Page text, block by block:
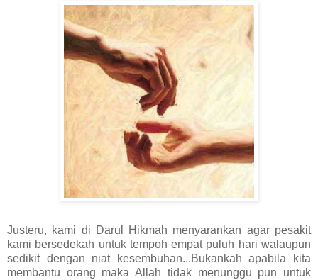
Justeru, kami di Darul Hikmah menyarankan agar pesakit
kami bersedekah untuk tempoh empat puluh hari walaupun
sedikit dengan niat kesembuhan...Bukankah apabila kita
membantu orang maka Allah tidak menunggu pun untuk